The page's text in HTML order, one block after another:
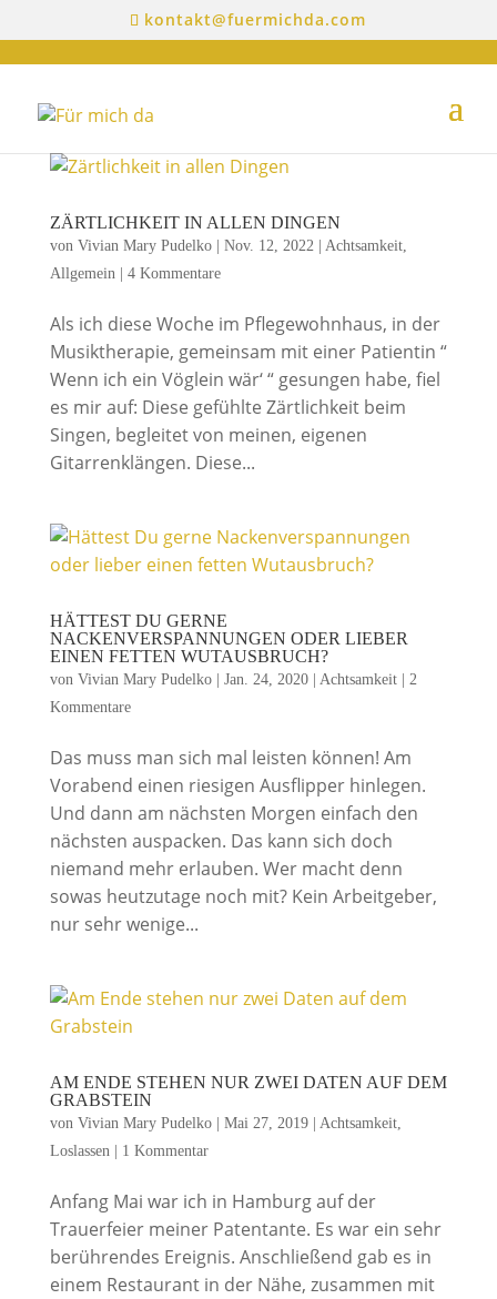
kontakt@fuermichda.com
ZÄRTLICHKEIT IN ALLEN DINGEN
von Vivian Mary Pudelko| Nov. 12, 2022| Achtsamkeit,
Allgemein| 4 Kommentare
Als ich diese Woche im Pflegewohnhaus, in der
Musiktherapie, gemeinsam mit einer Patientin “
Wenn ich ein Vöglein wär‘ “ gesungen habe, fiel
es mir auf: Diese gefühlte Zärtlichkeit beim
Singen, begleitet von meinen, eigenen
Gitarrenklängen. Diese...
HÄTTEST DU GERNE
NACKENVERSPANNUNGEN ODER LIEBER
EINEN FETTEN WUTAUSBRUCH?
von Vivian Mary Pudelko| Jan. 24, 2020| Achtsamkeit| 2
Kommentare
Das muss man sich mal leisten können! Am
Vorabend einen riesigen Ausflipper hinlegen.
Und dann am nächsten Morgen einfach den
nächsten auspacken. Das kann sich doch
niemand mehr erlauben. Wer macht denn
sowas heutzutage noch mit? Kein Arbeitgeber,
nur sehr wenige...
AM ENDE STEHEN NUR ZWEI DATEN AUF DEM
GRABSTEIN
von Vivian Mary Pudelko| Mai 27, 2019| Achtsamkeit,
Loslassen| 1 Kommentar
Anfang Mai war ich in Hamburg auf der
Trauerfeier meiner Patentante. Es war ein sehr
berührendes Ereignis. Anschließend gab es in
einem Restaurant in der Nähe, zusammen mit